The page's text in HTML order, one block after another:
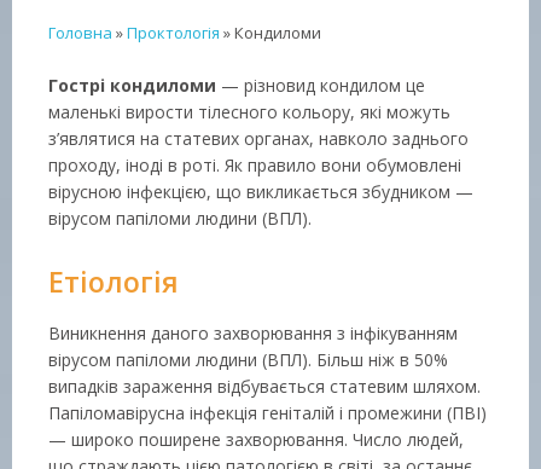
Головна »Проктологія »Кондиломи
Гострі кондиломи — різновид кондилом це
маленькі вирости тілесного кольору, які можуть
з’являтися на статевих органах, навколо заднього
проходу, іноді в роті. Як правило вони обумовлені
вірусною інфекцією, що викликається збудником —
вірусом папіломи людини (ВПЛ).
Етіологія
Виникнення даного захворювання з інфікуванням
вірусом папіломи людини (ВПЛ). Більш ніж в 50%
випадків зараження відбувається статевим шляхом.
Папіломавірусна інфекція геніталій і промежини (ПВІ)
— широко поширене захворювання. Число людей,